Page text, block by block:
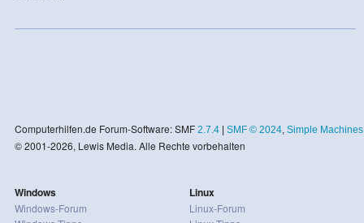
Computerhilfen.de Forum-Software: SMF 2.7.4| SMF © 2024, Simple Machines
© 2001-2026, Lewis Media. Alle Rechte vorbehalten
Windows
Windows-Forum
Linux
Linux-Forum